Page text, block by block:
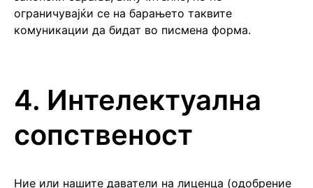
ограничувајќи се на барањето таквите
комуникации да бидат во писмена форма.
4. Интелектуална
сопственост
Ние или нашите даватели на лиценца (одобрение